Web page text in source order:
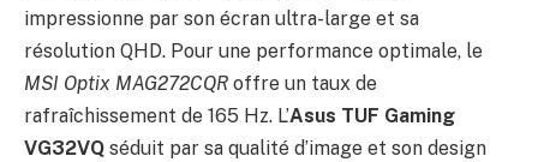
impressionne par son écran ultra-large et sa
résolution QHD. Pour une performance optimale, le
MSI Optix MAG272CQR offre un taux de
rafraîchissement de 165 Hz. L’Asus TUF Gaming
VG32VQ séduit par sa qualité d’image et son design